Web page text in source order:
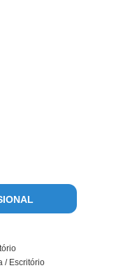
/ Escritório